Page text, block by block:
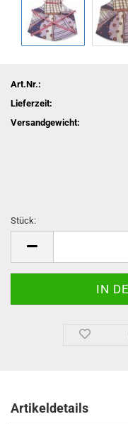
Art.Nr.:
Lieferzeit:
Versandgewicht:
Stück:
Artikeldetails